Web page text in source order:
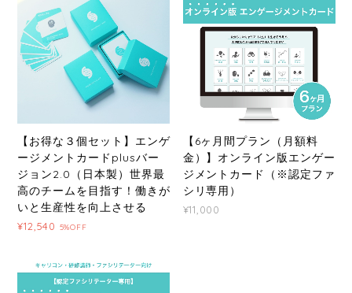
【お得な３個セット】エンゲ
ージメントカードplusバー
ジョン2.0（日本製）世界最
高のチームを目指す！働きが
いと生産性を向上させる
¥12,540 5%OFF
【6ヶ月間プラン（月額料
金）】オンライン版エンゲー
ジメントカード（※認定ファ
シリ専用）
¥11,000